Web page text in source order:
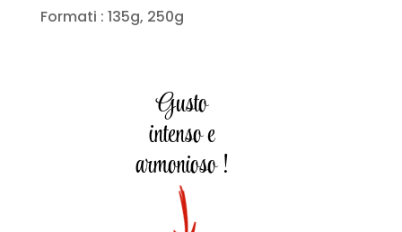
Formati : 135g, 250g
Gusto
intenso e
armonioso !